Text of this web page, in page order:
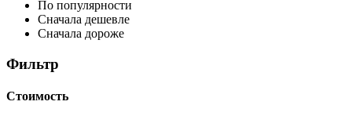
По популярности
Сначала дешевле
Сначала дороже
Фильтр
Стоимость